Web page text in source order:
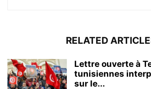
RELATED
Lettre ouverte à
tunisiennes
sur le...